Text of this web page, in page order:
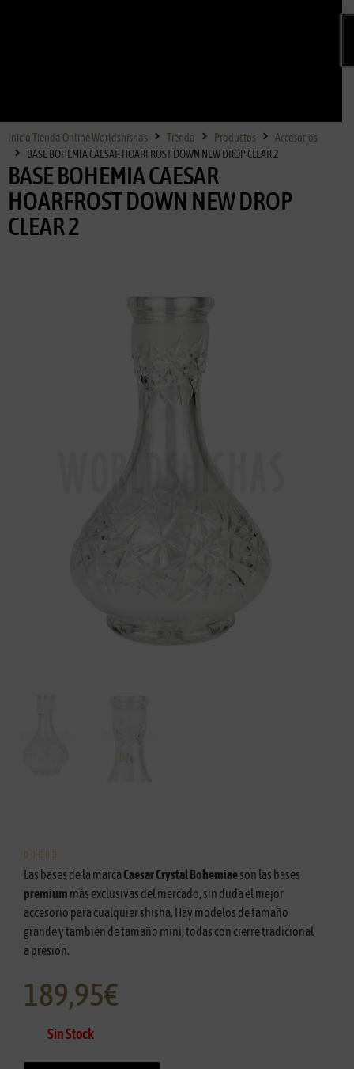
Inicio Tienda Online Worldshishas Tienda Productos
Accesorios
BASE BOHEMIA CAESAR HOARFROST DOWN NEW DROP CLEAR 2
BASE BOHEMIA CAESAR
HOARFROST DOWN NEW DROP
CLEAR 2
    
Las bases de la marcaCaesar Crystal Bohemiaeson las bases
premium más exclusivas del mercado, sin duda el mejor
accesorio para cualquier shisha. Hay modelos de tamaño
grande y también de tamaño mini, todas con cierre tradicional
a presión.
189,95€
Sin Stock